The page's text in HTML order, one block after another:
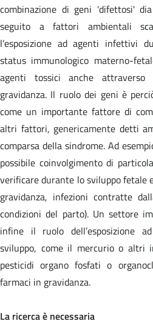
combinazione di geni 'difettosi'
seguito a fattori ambientali
l’esposizione ad agenti infettivi
status immunologico materno-
agenti tossici anche attraverso
gravidanza. Il ruolo dei geni è
come un importante fattore di
altri fattori, genericamente detti
comparsa della sindrome. Ad
possibile coinvolgimento di
verificare durante lo sviluppo fetale
gravidanza, infezioni contratte
condizioni del parto). Un settore
infine il ruolo dell’esposizione
sviluppo, come il mercurio o altri
pesticidi organo fosfati o
farmaci in gravidanza.
La ricerca è necessaria